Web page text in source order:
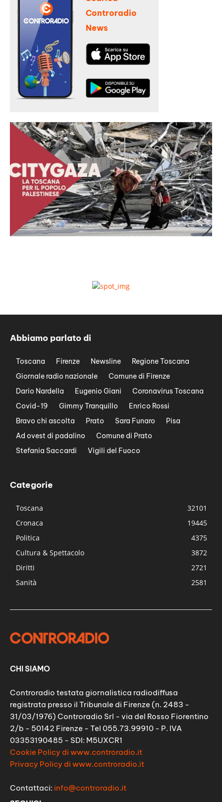
Controradio
News
Abbiamo parlato di
Toscana Firenze Newsline
Regione Toscana
Giornale radio nazionale
Comune di Firenze
Dario Nardella
Eugenio Giani
Coronavirus Toscana
Covid-19
Gimmy Tranquillo
Enrico Rossi
Bravo chi ascolta
Prato Sara Funaro
Pisa
Ad ovest di padalino
Comune di Prato
Stefania Saccardi
Vigili del Fuoco
Categorie
Toscana
32101
Cronaca
19445
Politica
4375
Cultura & Spettacolo
3872
Diritti
2721
Sanità
2581
CHI SIAMO
Controradio testata giornalistica radiodiffusa
registrata presso il Tribunale di Firenze (n. 2483 -
31/03/1976) Controradio Srl - via del Rosso Fiorentino
2/b - 50142 Firenze - Tel 055.73.99910 - P. IVA
03353190485 - SDI: M5UXCR1
Cookie Policy di www.controradio.it
Privacy Policy di www.controradio.it
Contattaci: info@controradio.it